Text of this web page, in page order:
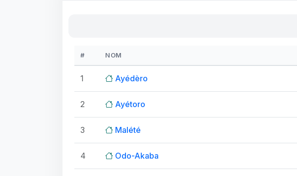
# NOM
1 Ayédèro
2 Ayétoro
3 Malété
4 Odo-Akaba